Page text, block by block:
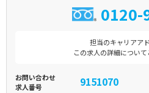
0120-
担当のキャリアア
この求人の詳細につい
お問い合わせ
求人番号
9151070